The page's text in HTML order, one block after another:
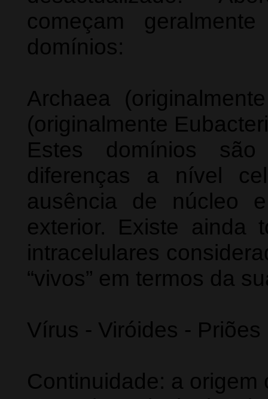
começam
domínios:
Archaea
(originalmente
Estes domínios
diferenças a nível
ausência de núcleo
exterior. Existe ainda
intracelulares
“vivos” em termos da
Vírus - Viróides - Priões
Continuidade: a